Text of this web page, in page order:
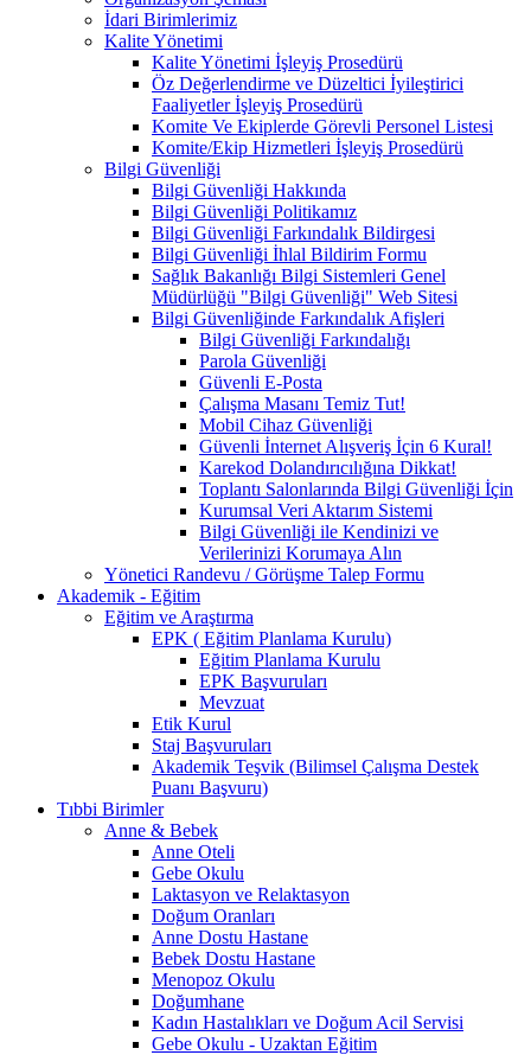
İdari Birimlerimiz
Kalite Yönetimi
Kalite Yönetimi İşleyiş Prosedürü
Öz Değerlendirme ve Düzeltici İyileştirici
Faaliyetler İşleyiş Prosedürü
Komite Ve Ekiplerde Görevli Personel Listesi
Komite/Ekip Hizmetleri İşleyiş Prosedürü
Bilgi Güvenliği
Bilgi Güvenliği Hakkında
Bilgi Güvenliği Politikamız
Bilgi Güvenliği Farkındalık Bildirgesi
Bilgi Güvenliği İhlal Bildirim Formu
Sağlık Bakanlığı Bilgi Sistemleri Genel
Müdürlüğü "Bilgi Güvenliği" Web Sitesi
Bilgi Güvenliğinde Farkındalık Afişleri
Bilgi Güvenliği Farkındalığı
Parola Güvenliği
Güvenli E-Posta
Çalışma Masanı Temiz Tut!
Mobil Cihaz Güvenliği
Güvenli İnternet Alışveriş İçin 6 Kural!
Karekod Dolandırıcılığına Dikkat!
Toplantı Salonlarında Bilgi Güvenliği İçin
Kurumsal Veri Aktarım Sistemi
Bilgi Güvenliği ile Kendinizi ve
Verilerinizi Korumaya Alın
Yönetici Randevu / Görüşme Talep Formu
Akademik - Eğitim
Eğitim ve Araştırma
EPK ( Eğitim Planlama Kurulu)
Eğitim Planlama Kurulu
EPK Başvuruları
Mevzuat
Etik Kurul
Staj Başvuruları
Akademik Teşvik (Bilimsel Çalışma Destek
Puanı Başvuru)
Tıbbi Birimler
Anne & Bebek
Anne Oteli
Gebe Okulu
Laktasyon ve Relaktasyon
Doğum Oranları
Anne Dostu Hastane
Bebek Dostu Hastane
Menopoz Okulu
Doğumhane
Kadın Hastalıkları ve Doğum Acil Servisi
Gebe Okulu - Uzaktan Eğitim